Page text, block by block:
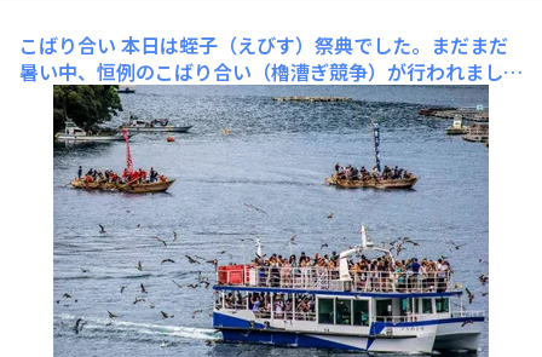
こばり合い 本日は蛭子（えびす）祭典でした。まだまだ
暑い中、恒例のこばり合い（櫓漕ぎ競争）が行われまし
た。😄